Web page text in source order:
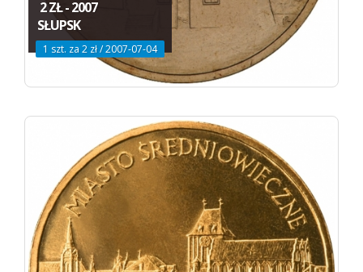
2 ZŁ - 2007
SŁUPSK
1 szt. za 2 zł / 2007-07-04